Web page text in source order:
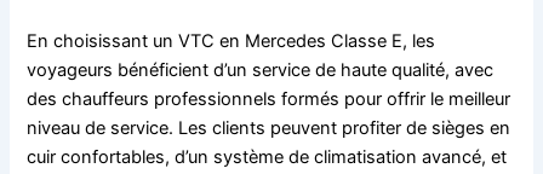
En choisissant un VTC en Mercedes Classe E, les
voyageurs bénéficient d’un service de haute qualité, avec
des chauffeurs professionnels formés pour offrir le meilleur
niveau de service. Les clients peuvent profiter de sièges en
cuir confortables, d’un système de climatisation avancé, et